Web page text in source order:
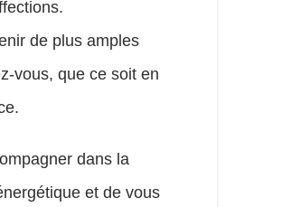
de plus amples
vous, que ce soit en
dans la
et de vous